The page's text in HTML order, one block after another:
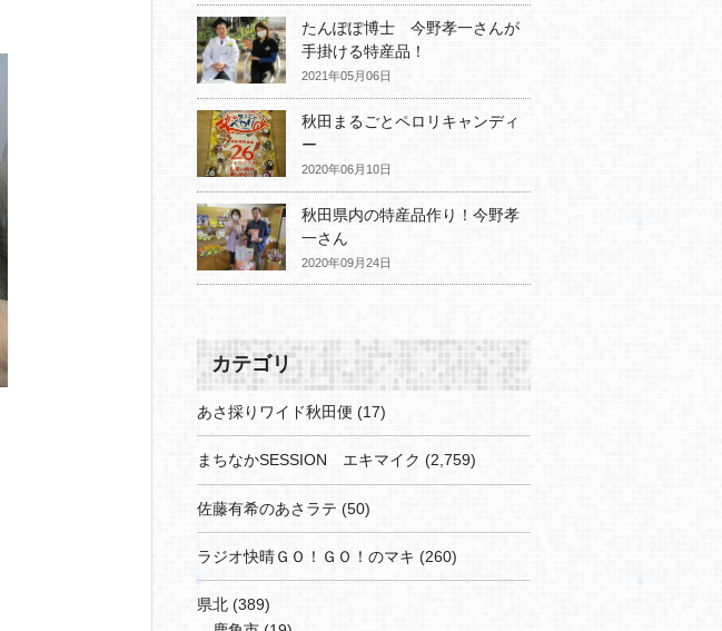
たんぽぽ博士 今野孝一さんが
手掛ける特産品！
2021年05月06日
秋田まるごとペロリキャンディ
ー
2020年06月10日
秋田県内の特産品作り！今野孝
一さん
2020年09月24日
カテゴリ
あさ採りワイド秋田便 (17)
まちなかSESSION エキマイク (2,759)
佐藤有希のあさラテ (50)
ラジオ快晴ＧＯ！ＧＯ！のマキ (260)
県北 (389)